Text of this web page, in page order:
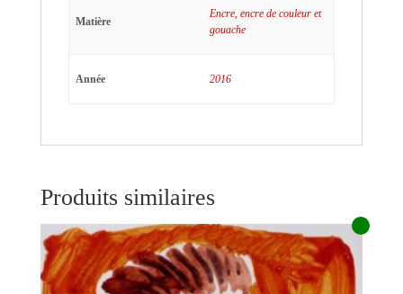
Matière
Encre, encre de couleur et
gouache
Année 2016
Produits similaires